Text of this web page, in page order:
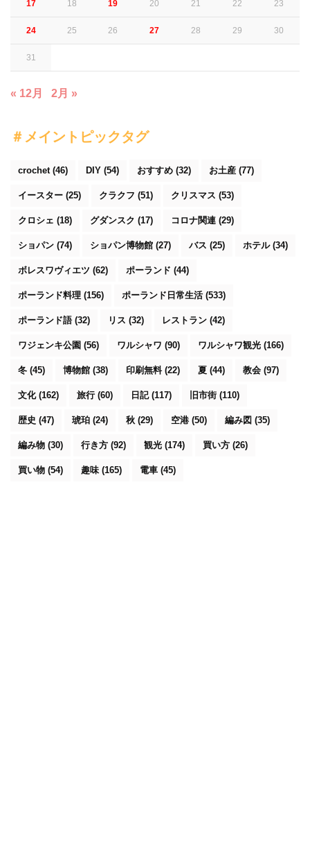
17 18 19 20 21 22 23
24 25 26 27 28 29 30
31
« 12月 2月 »
＃メイントピックタグ
crochet (46) DIY (54) おすすめ (32) お土産 (77)
イースター (25) クラクフ (51) クリスマス (53)
クロシェ (18) グダンスク (17) コロナ関連 (29)
ショパン (74) ショパン博物館 (27) バス (25) ホテル(34)
ボレスワヴィエツ (62) ポーランド (44)
ポーランド料理 (156) ポーランド日常生活(533)
ポーランド語(32) リス (32) レストラン (42)
ワジェンキ公園 (56) ワルシャワ (90) ワルシャワ観光 (166)
冬 (45) 博物館 (38) 印刷無料(22) 夏 (44) 教会 (97)
文化(162) 旅行 (60) 日記(117) 旧市街 (110)
歴史 (47) 琥珀 (24) 秋 (29) 空港 (50) 編み図 (35)
編み物 (30) 行き方 (92) 観光 (174) 買い方 (26)
買い物 (54) 趣味 (165) 電車 (45)